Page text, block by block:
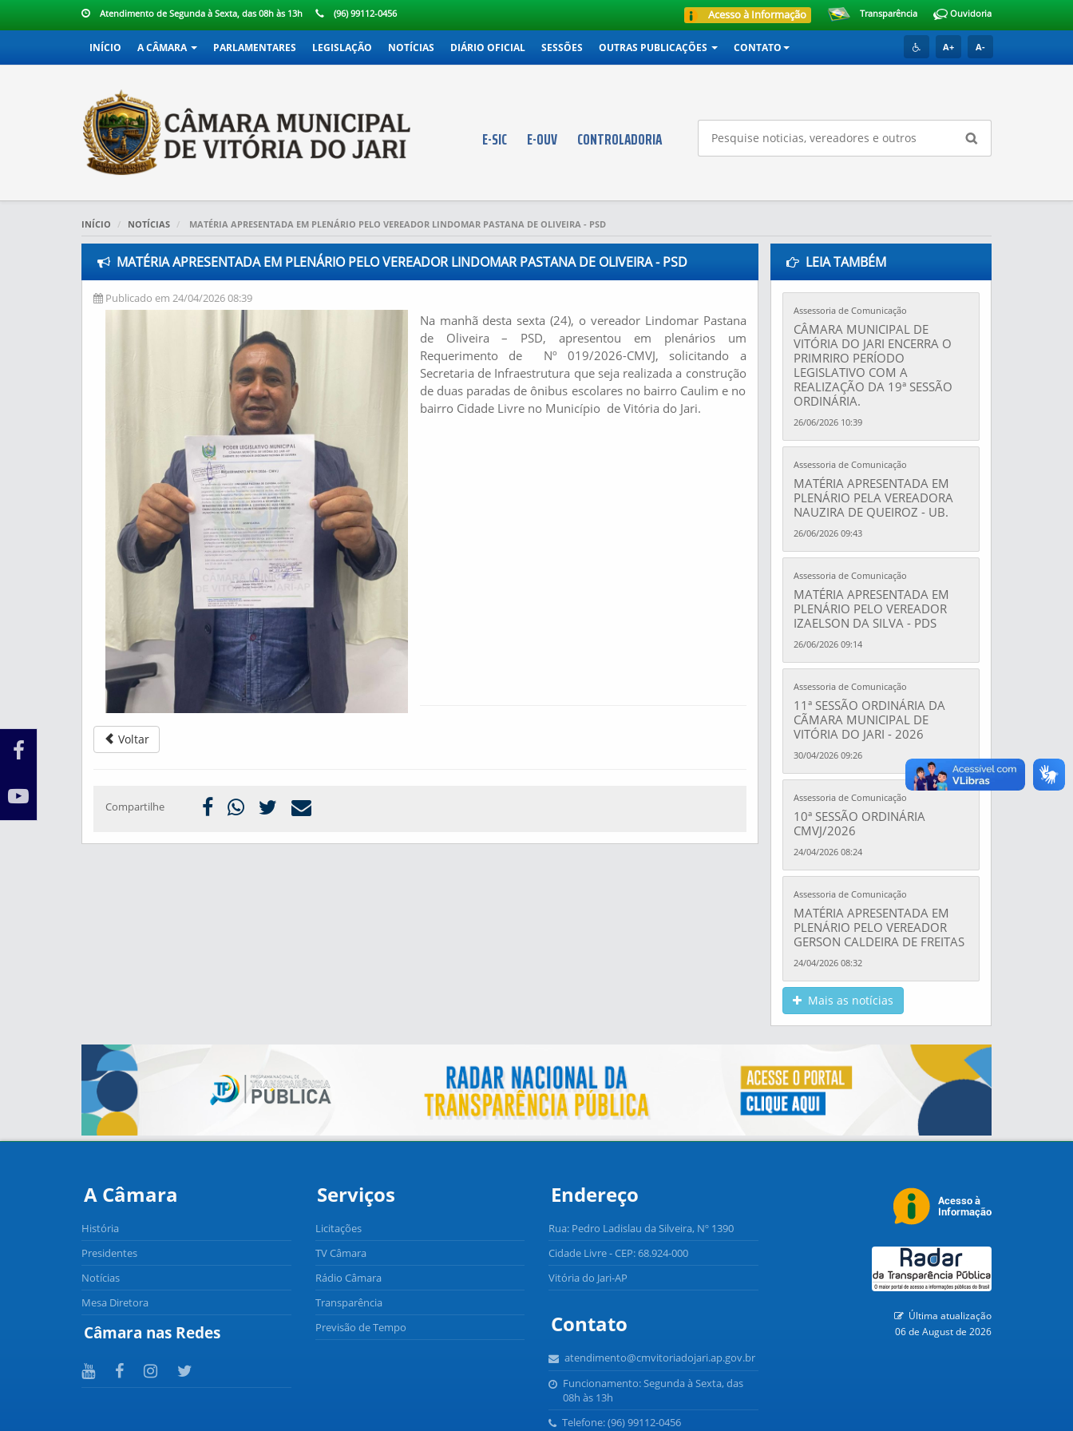
Atendimento de Segunda à Sexta, das 08h às 13h (96) 99112-0456 Ouvidoria
Acesso à Informação Transparência
INÍCIO A CÂMARA PARLAMENTARES LEGISLAÇÃO NOTÍCIAS DIÁRIO OFICIAL SESSÕES OUTRAS PUBLICAÇÕES CONTATO A+ A-
E-SIC E-OUV CONTROLADORIA
INÍCIO NOTÍCIAS MATÉRIA APRESENTADA EM PLENÁRIO PELO VEREADOR LINDOMAR PASTANA DE OLIVEIRA - PSD
MATÉRIA APRESENTADA EM PLENÁRIO PELO VEREADOR LINDOMAR PASTANA DE OLIVEIRA - PSD
Publicado em 24/04/2026 08:39
Na manhã desta sexta (24), o vereador Lindomar Pastana
de Oliveira – PSD, apresentou em plenários um
Requerimento de Nº 019/2026-CMVJ, solicitando a
Secretaria de Infraestrutura que seja realizada a construção
de duas paradas de ônibus escolares no bairro Caulim e no
bairro Cidade Livre no Município de Vitória do Jari.
Voltar
Compartilhe
LEIA TAMBÉM
Assessoria de Comunicação
CÂMARA MUNICIPAL DE
VITÓRIA DO JARI ENCERRA O
PRIMRIRO PERÍODO
LEGISLATIVO COM A
REALIZAÇÃO DA 19ª SESSÃO
ORDINÁRIA.
26/06/2026 10:39
Assessoria de Comunicação
MATÉRIA APRESENTADA EM
PLENÁRIO PELA VEREADORA
NAUZIRA DE QUEIROZ - UB.
26/06/2026 09:43
Assessoria de Comunicação
MATÉRIA APRESENTADA EM
PLENÁRIO PELO VEREADOR
IZAELSON DA SILVA - PDS
26/06/2026 09:14
Assessoria de Comunicação
11ª SESSÃO ORDINÁRIA DA
CÃMARA MUNICIPAL DE
VITÓRIA DO JARI - 2026
30/04/2026 09:26
Assessoria de Comunicação
10ª SESSÃO ORDINÁRIA
CMVJ/2026
24/04/2026 08:24
Assessoria de Comunicação
MATÉRIA APRESENTADA EM
PLENÁRIO PELO VEREADOR
GERSON CALDEIRA DE FREITAS
24/04/2026 08:32
Mais as notícias
A Câmara
História
Presidentes
Notícias
Mesa Diretora
Câmara nas Redes
Serviços
Licitações
TV Câmara
Rádio Câmara
Transparência
Previsão de Tempo
Endereço
Rua: Pedro Ladislau da Silveira, Nº 1390
Cidade Livre - CEP: 68.924-000
Vitória do Jari-AP
Contato
atendimento@cmvitoriadojari.ap.gov.br
Funcionamento: Segunda à Sexta, das
08h às 13h
Telefone: (96) 99112-0456
Última atualização
06 de August de 2026